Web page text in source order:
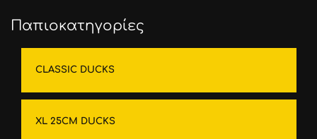
Παπιοκατηγορίες
CLASSIC DUCKS
XL 25CM DUCKS